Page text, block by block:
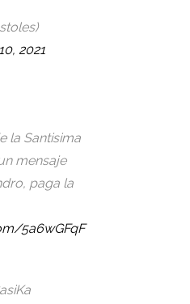
2021
la Santisima
mensaje
paga la
5a6wGFqF